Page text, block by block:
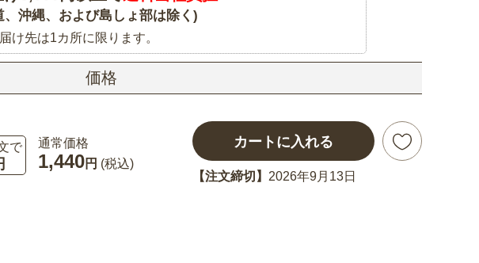
、沖縄、および島しょ部は除く)
け先は1カ所に限ります。
価格
で 通常価格
1,440円 (税込)
カートに入れる
【注文締切】 2026年9月13日